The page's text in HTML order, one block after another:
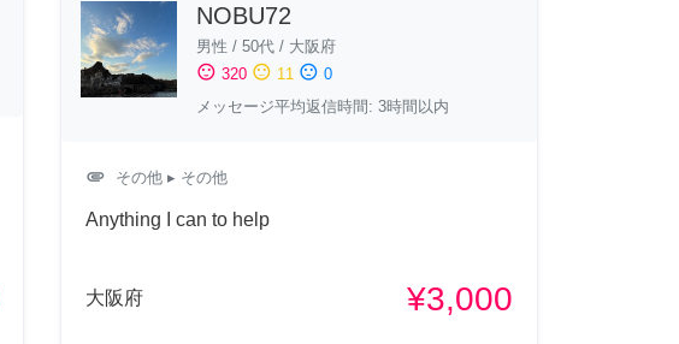
NOBU72
男性 / 50代/ 大阪府
sentiment_satisfied 320 sentiment_neutral 11 sentiment_dissatisfied 0
メッセージ平均返信時間: 3時間以内
attachment その他▸ その他
Anything I can to help
大阪府 ¥3,000